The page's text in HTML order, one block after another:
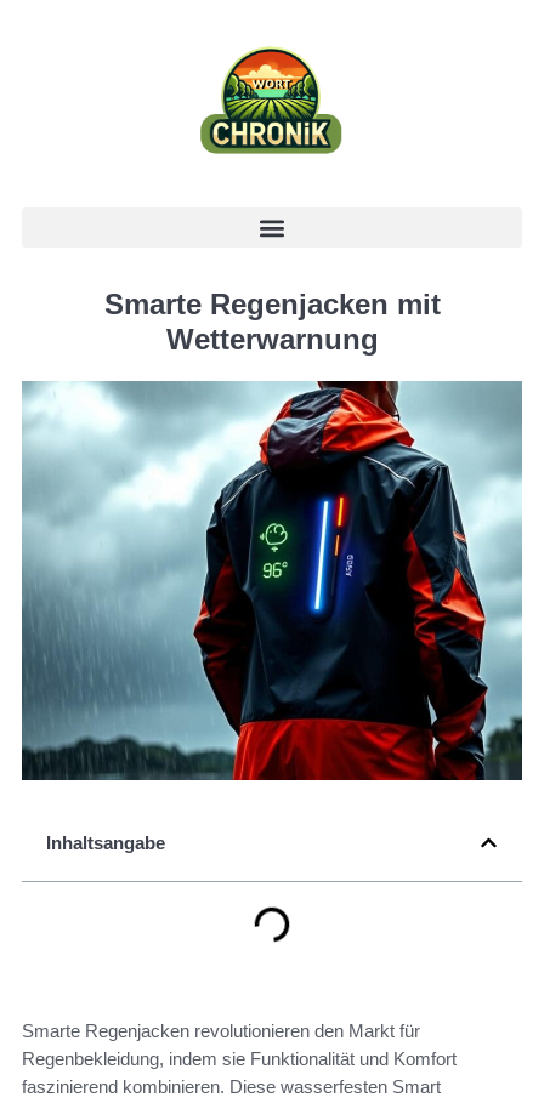
Smarte Regenjacken mit
Wetterwarnung
Inhaltsangabe
Smarte Regenjacken revolutionieren den Markt für
Regenbekleidung, indem sie Funktionalität und Komfort
faszinierend kombinieren. Diese wasserfesten Smart